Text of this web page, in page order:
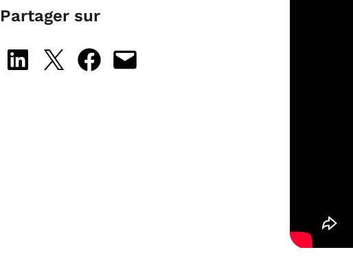
Partager sur
Share on LinkedIn
Share on X Share on Facebook
Email this Page